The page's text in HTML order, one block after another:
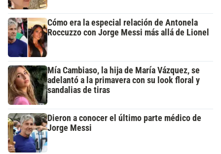
Cómo era la especial relación de Antonela
Roccuzzo con Jorge Messi más allá de Lionel
Mía Cambiaso, la hija de María Vázquez, se
adelantó a la primavera con su look floral y
sandalias de tiras
Dieron a conocer el último parte médico de
Jorge Messi